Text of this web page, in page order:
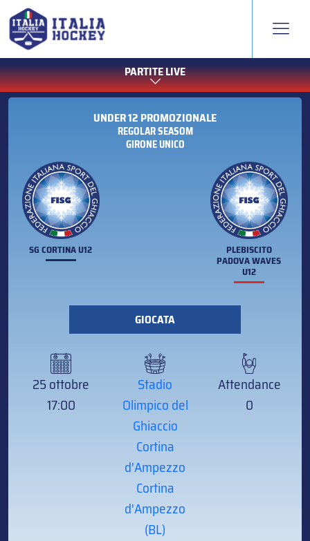
PARTITE LIVE
UNDER 12 PROMOZIONALE
REGOLAR SEASOM
GIRONE UNICO
SG CORTINA U12 PLEBISCITO
PADOVA WAVES
U12
GIOCATA
25 ottobre
17:00
Stadio
Olimpico del
Ghiaccio
Cortina
d'Ampezzo
Cortina
d'Ampezzo
(BL)
Attendance
0